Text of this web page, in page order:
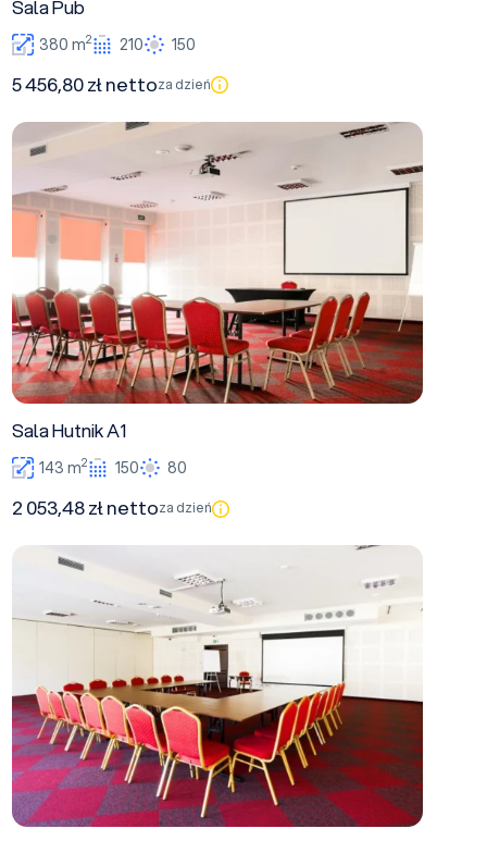
Sala Pub
380 m2 210 150
5 456,80 zł nettoza dzień
Sala Hutnik A1
Sala Hutnik A1
143 m2 150 80
2 053,48 zł nettoza dzień
Sala Hutnik A2